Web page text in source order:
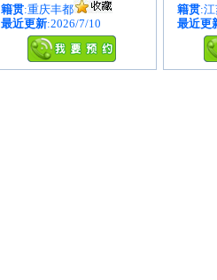
籍贯:重庆丰都
最近更新:2026/7/10
籍贯:
最近更